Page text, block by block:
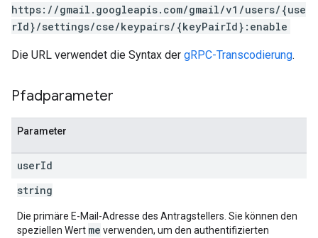
https://gmail.googleapis.com/gmail/v1/users/{use
rId}/settings/cse/keypairs/{keyPairId}:enable
Die URL verwendet die Syntax der gRPC-Transcodierung.
Pfadparameter
Parameter
userId
string
Die primäre E-Mail-Adresse des Antragstellers. Sie können den
speziellen Wert me verwenden, um den authentifizierten